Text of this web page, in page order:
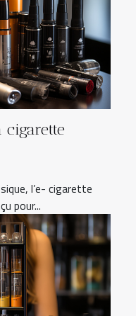
cigarette
l’e- cigarette
pour...